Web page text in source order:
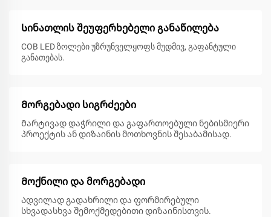
Სინათლის შეუფერხებელი განაწილება
COB LED ზოლები უზრუნველყოფს მუდმივ, გაფანტული
განათებას.
Მორგებადი სიგრძეები
Მარტივად დაჭრილი და გაფართოებული ნებისმიერი
პროექტის ან დიზაინის მოთხოვნის შესაბამისად.
Მოქნილი და მორგებადი
Ადვილად გადახრილი და ფორმირებული
სხვადასხვა შემოქმედებითი დიზაინისთვის.